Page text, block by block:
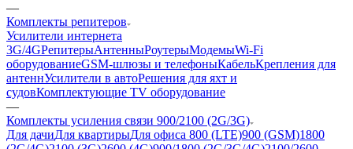
—
Комплекты репитеров
Усилители интернета
3G/4GРепитерыАнтенныРоутерыМодемыWi-Fi
оборудованиеGSM-шлюзы и телефоныКабельКрепления для
антеннУсилители в автоРешения для яхт и
судовКомплектующие TV оборудование
—
Комплекты усиления связи 900/2100 (2G/3G)
Для дачиДля квартирыДля офиса 800 (LTE)900 (GSM)1800